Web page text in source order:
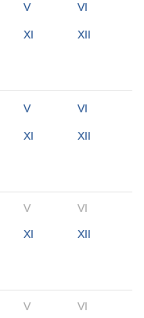
V VI
XI XII
V VI
XI XII
V VI
XI XII
V
VI